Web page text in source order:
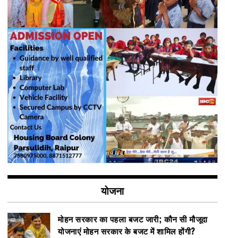
योजना
मोहन सरकार का पहला बजट जारी; कौन सी मौजूदा
योजनाएं मोहन सरकार के बजट में शामिल होंगी?